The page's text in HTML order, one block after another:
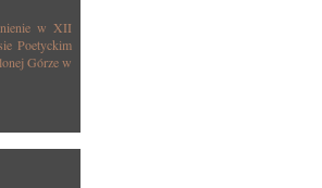
w XII
Poetyckim
Górze w